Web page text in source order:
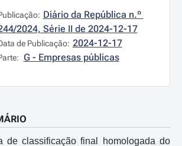
Diário da República n.º
2024, Série II de 2024-12-17
de Publicação: 2024-12-17
G - Empresas públicas
de classificação final homologada do